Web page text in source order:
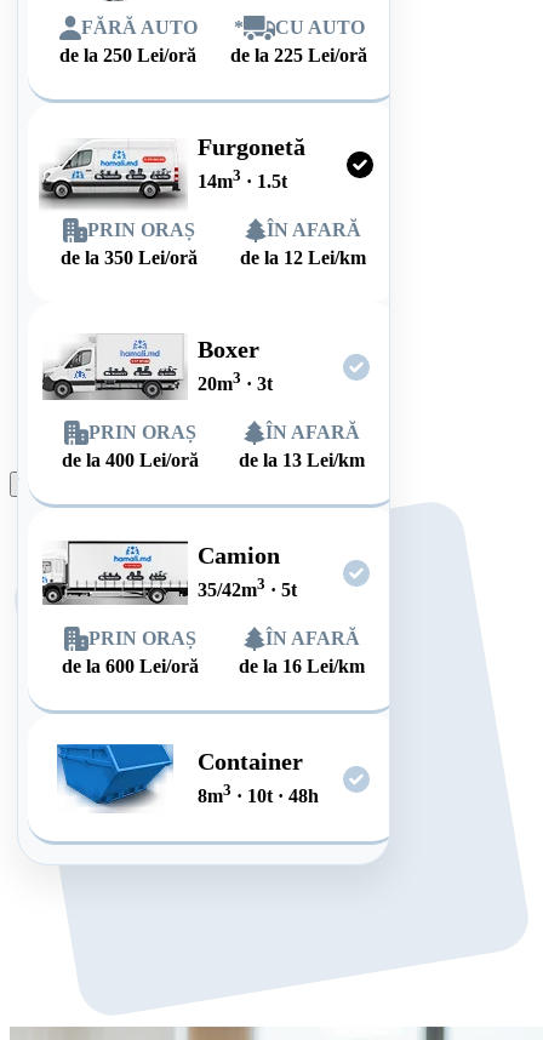
FĂRĂ AUTO
de la250 Lei/oră
*
CU AUTO
de la225 Lei/oră
Furgonetă
14m3 · 1.5t
PRIN ORAȘ
de la 350 Lei/oră
ÎN AFARĂ
de la 12 Lei/km
Boxer
20m3 · 3t
PRIN ORAȘ
de la400 Lei/oră
ÎN AFARĂ
de la 13 Lei/km
Camion
35/42m3 · 5t
PRIN ORAȘ
de la600 Lei/oră
ÎN AFARĂ
de la 16 Lei/km
Container
8m3 · 10t · 48h
Plasează comanda